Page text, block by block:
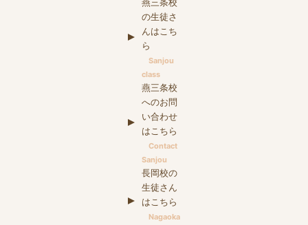
の生徒さ
んはこち
ら
Sanjou
class
燕三条校
へのお問
い合わせ
はこちら
Contact
Sanjou
長岡校の
生徒さん
はこちら
Nagaoka